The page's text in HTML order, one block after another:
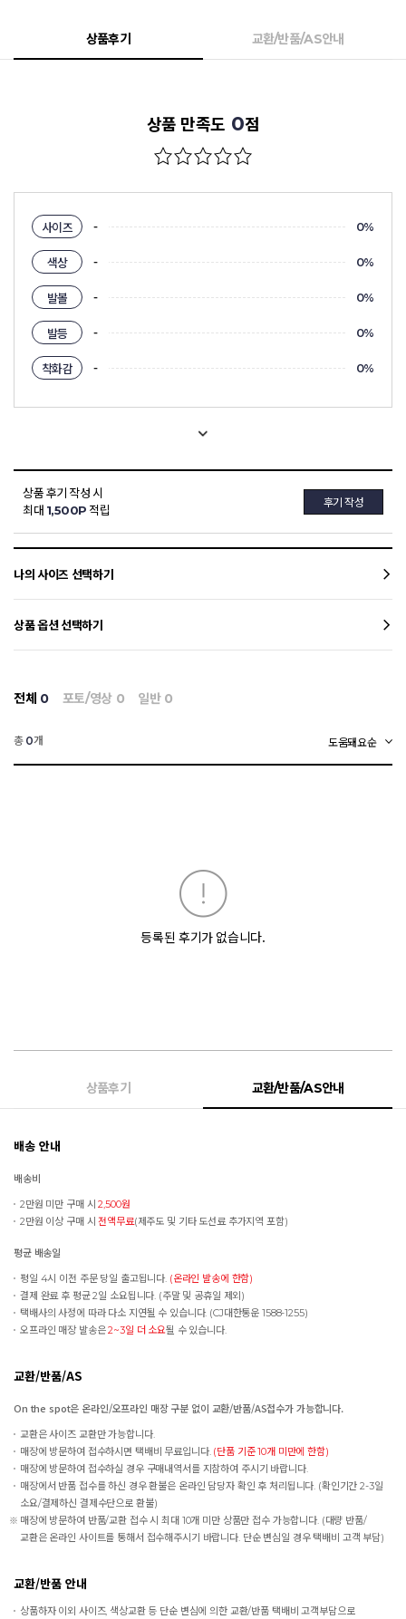
상품후기 교환/반품/AS안내
상품 만족도 0점
사이즈 - 0%
색상 - 0%
발볼 - 0%
발등 - 0%
착화감 - 0%
상품 후기 작성 시
최대 1,500P 적립
후기 작성
나의 사이즈 선택하기
상품 옵션 선택하기
전체 0 포토/영상 0 일반 0
총 0개
등록된 후기가 없습니다.
상품후기 교환/반품/AS안내
배송 안내
배송비
2만원 미만 구매 시2,500원
2만원 이상 구매 시전액무료(제주도 및 기타 도선료 추가지역 포함)
평균 배송일
평일 4시 이전 주문 당일 출고됩니다. (온라인 발송에 한함)
결제 완료 후 평균 2일 소요됩니다. (주말 및 공휴일 제외)
택배사의 사정에 따라 다소 지연될 수 있습니다. (CJ대한통운 1588-1255)
오프라인 매장 발송은2~3일 더 소요될 수 있습니다.
교환/반품/AS
On the spot은 온라인/오프라인 매장 구분 없이 교환/반품/AS접수가 가능합니다.
교환은 사이즈 교환만 가능합니다.
매장에 방문하여 접수하시면 택배비 무료입니다. (단품 기준 10개 미만에 한함)
매장에 방문하여 접수하실 경우 구매내역서를 지참하여 주시기 바랍니다.
매장에서 반품 접수를 하신 경우 환불은 온라인 담당자 확인 후 처리됩니다. (확인기간 2-3일
소요/결제하신 결제수단으로 환불)
매장에 방문하여 반품/교환 접수 시 최대 10개 미만 상품만 접수 가능합니다. (대량 반품/
교환은 온라인 사이트를 통해서 접수해주시기 바랍니다. 단순 변심일 경우 택배비 고객 부담)
교환/반품 안내
상품하자 이외 사이즈, 색상교환 등 단순 변심에 의한 교환/반품 택배비 고객부담으로